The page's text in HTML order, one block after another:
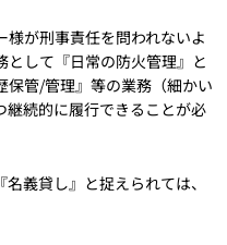
様が刑事責任を問われないよ
として『日常の防火管理』と
保管/管理』等の業務（細かい
継続的に履行できることが必
義貸し』と捉えられては、